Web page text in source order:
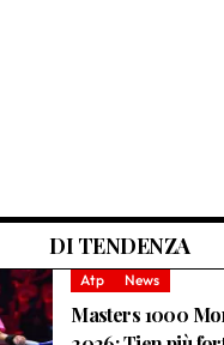
DI TENDENZA
Atp News
Masters 1000